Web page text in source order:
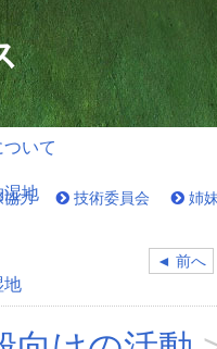
いて
湿地
地
力 技術委員会 姉
◄ 前へ